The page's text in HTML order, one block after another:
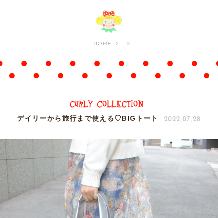
HOME
デイリーから旅行まで使える♡BIGトート 2022.07.28